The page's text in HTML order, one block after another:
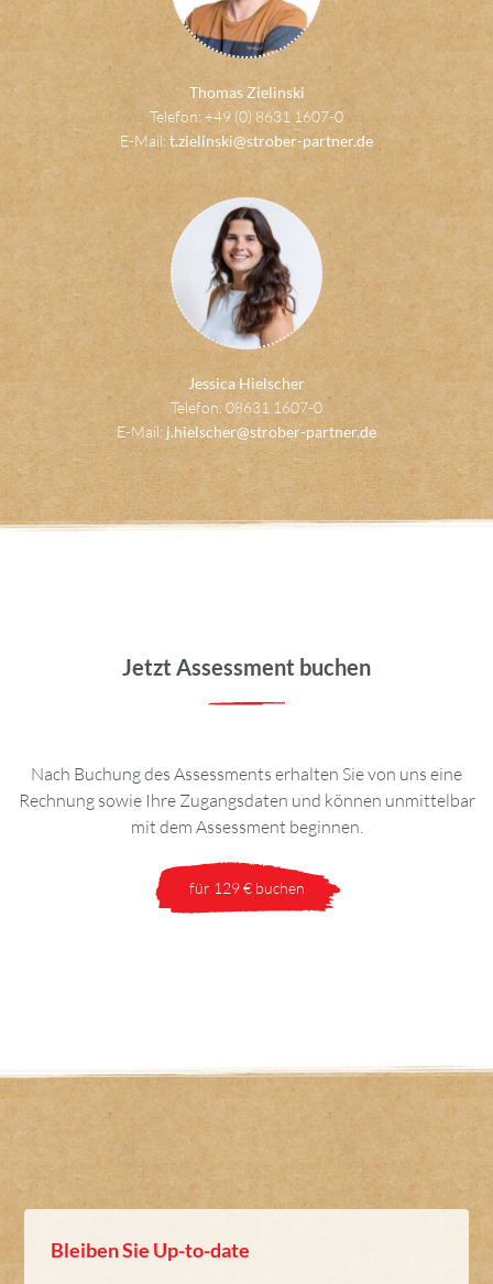
Thomas Zielinski
Telefon: +49 (0) 8631 1607-0
E-Mail: t.zielinski@strober-partner.de
Jessica Hielscher
Telefon: 08631 1607-0
E-Mail: j.hielscher@strober-partner.de
Jetzt Assessment buchen
Nach Buchung des Assessments erhalten Sie von uns eine
Rechnung sowie Ihre Zugangsdaten und können unmittelbar
mit dem Assessment beginnen.
für 129 € buchen
Bleiben Sie Up-to-date